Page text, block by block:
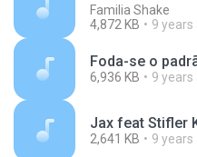
Familia Shake
4,872 KB
9 years
6,936 KB 9 years
2,641 KB 9 years